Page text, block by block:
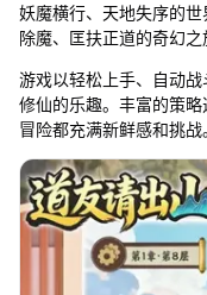
妖魔横行、天地失序的
除魔、匡扶正道的奇幻之
游戏以轻松上手、自动
修仙的乐趣。丰富的策
冒险都充满新鲜感和挑战